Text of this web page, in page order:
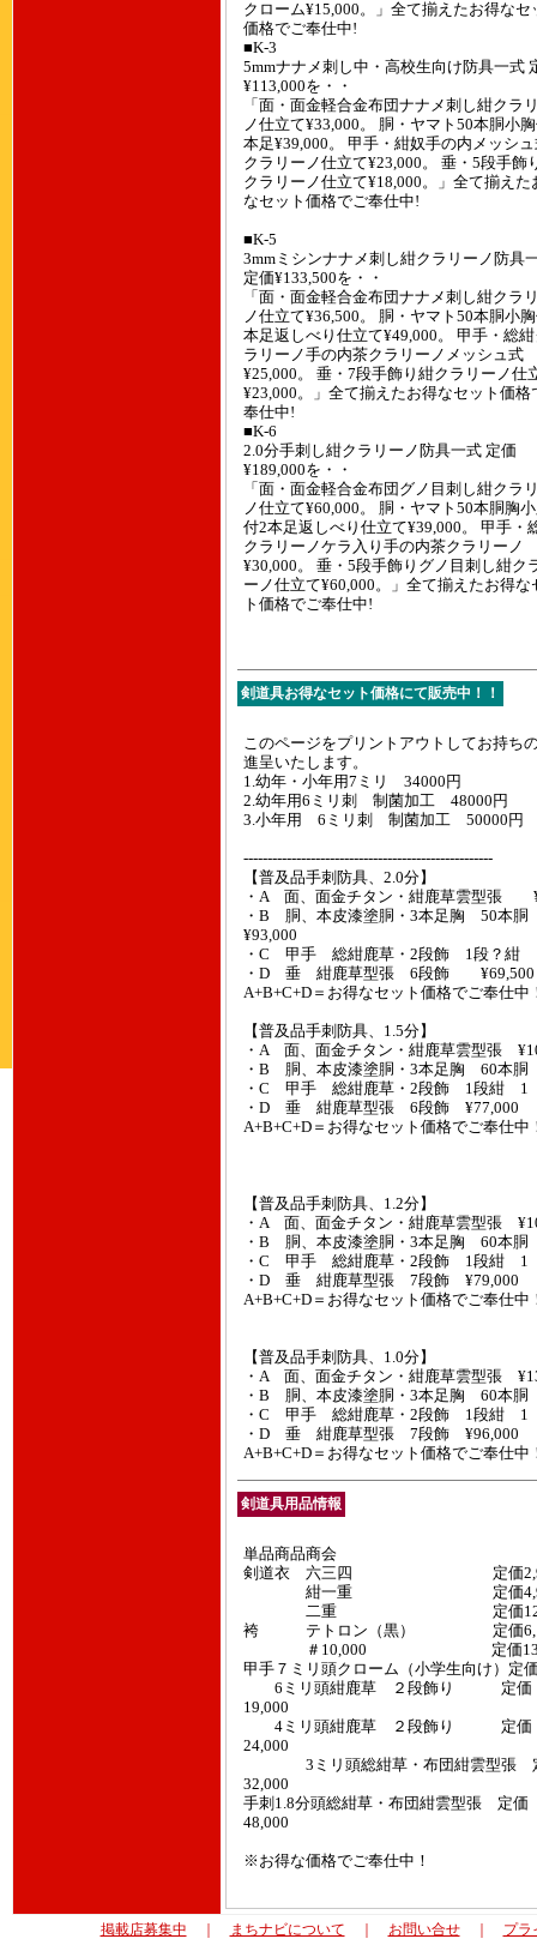
クローム¥15,000。」全て揃えたお得なセ
価格でご奉仕中!
■K-3
5mmナナメ刺し中・高校生向け防具一式
¥113,000を・・
「面・面金軽合金布団ナナメ刺し紺クラ
ノ仕立て¥33,000。 胴・ヤマト50本胴小
本足¥39,000。 甲手・紺奴手の内メッシ
クラリーノ仕立て¥23,000。 垂・5段手飾
クラリーノ仕立て¥18,000。」全て揃えた
なセット価格でご奉仕中!
■K-5
3mmミシンナナメ刺し紺クラリーノ防具
定価¥133,500を・・
「面・面金軽合金布団ナナメ刺し紺クラ
ノ仕立て¥36,500。 胴・ヤマト50本胴小
本足返しべり仕立て¥49,000。 甲手・総
ラリーノ手の内茶クラリーノメッシュ式
¥25,000。 垂・7段手飾り紺クラリーノ仕
¥23,000。」全て揃えたお得なセット価格
奉仕中!
■K-6
2.0分手刺し紺クラリーノ防具一式 定価
¥189,000を・・
「面・面金軽合金布団グノ目刺し紺クラ
ノ仕立て¥60,000。 胴・ヤマト50本胴胸
付2本足返しべり仕立て¥39,000。 甲手・
クラリーノケラ入り手の内茶クラリーノ
¥30,000。 垂・5段手飾りグノ目刺し紺ク
ーノ仕立て¥60,000。」全て揃えたお得な
ト価格でご奉仕中!
剣道具お得なセット価格にて販売中！！
このページをプリントアウトしてお持ち
進呈いたします。
1.幼年・小年用7ミリ 34000円
2.幼年用6ミリ刺 制菌加工 48000円
3.小年用 6ミリ刺 制菌加工 50000円
----------------------------------------------------
【普及品手刺防具、2.0
・A 面、面金チタン・紺鹿草雲型張
・B 胴、本皮漆塗胴・3本足胸 50
¥93,000
・C 甲手 総紺鹿草・2段飾 1段？
・D 垂 紺鹿草型張 6段飾 ¥69,500
A+B+C+D＝お得なセット価格でご奉仕中
【普及品手刺防具、1.5
・A 面、面金チタン・紺鹿草雲型張
・B 胴、本皮漆塗胴・3本足胸 60本
・C 甲手 総紺鹿草・2段飾 1段紺 1
・D 垂 紺鹿草型張 6段飾 ¥77,000
A+B+C+D＝お得なセット価格でご奉仕中
【普及品手刺防具、1.2
・A 面、面金チタン・紺鹿草雲型張
・B 胴、本皮漆塗胴・3本足胸 60本
・C 甲手 総紺鹿草・2段飾 1段紺 1
・D 垂 紺鹿草型張 7段飾 ¥79,000
A+B+C+D＝お得なセット価格でご奉仕中
【普及品手刺防具、1.0
・A 面、面金チタン・紺鹿草雲型張
・B 胴、本皮漆塗胴・3本足胸 60本
・C 甲手 総紺鹿草・2段飾 1段紺 1
・D 垂 紺鹿草型張 7段飾 ¥96,000
A+B+C+D＝お得なセット価格でご奉仕中
剣道具用品情報
単品商品商会
剣道衣 六三四 定価
紺一重 定価
二重 定価
袴 テトロン（黒） 定価
＃10,000 定価
甲手７ミリ頭クローム（小学生向け）
6ミリ頭紺鹿草 ２段飾り 定価
19,000
4ミリ頭紺鹿草 ２段飾り 定価
24,000
3ミリ頭総紺草・布団紺雲型張
32,000
手刺1.8分頭総紺草・布団紺雲型張 定価
48,000
※お得な価格でご奉仕中！
掲載店募集中 まちナビについて お問い合せ｜ プラ